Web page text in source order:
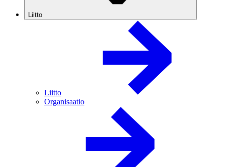
Liitto
Liitto
Organisaatio